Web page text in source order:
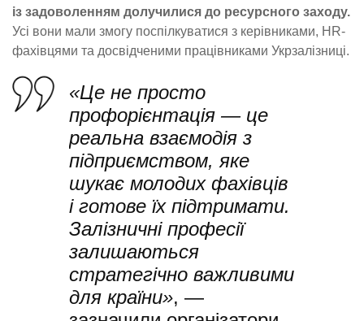
із задоволенням долучилися до ресурсного заходу.
Усі вони мали змогу поспілкуватися з керівниками, HR-
фахівцями та досвідченими працівниками Укрзалізниці.
«Це не просто
профорієнтація — це
реальна взаємодія з
підприємством, яке
шукає молодих фахівців
і готове їх підтримати.
Залізничні професії
залишаються
стратегічно важливими
для країни», —